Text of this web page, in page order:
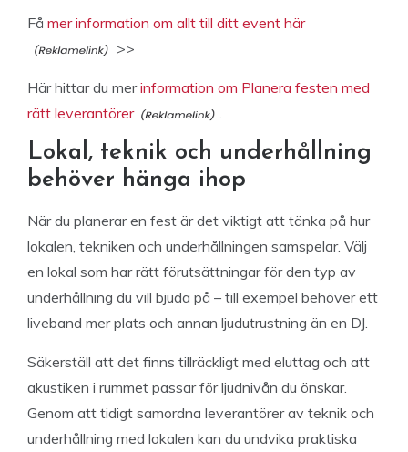
Få mer information om allt till ditt event här
>>
Här hittar du merinformation om Planera festen med
rätt leverantörer
.
Lokal, teknik och underhållning
behöver hänga ihop
När du planerar en fest är det viktigt att tänka på hur
lokalen, tekniken och underhållningen samspelar. Välj
en lokal som har rätt förutsättningar för den typ av
underhållning du vill bjuda på – till exempel behöver ett
liveband mer plats och annan ljudutrustning än en DJ.
Säkerställ att det finns tillräckligt med eluttag och att
akustiken i rummet passar för ljudnivån du önskar.
Genom att tidigt samordna leverantörer av teknik och
underhållning med lokalen kan du undvika praktiska